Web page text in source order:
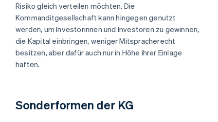
Risiko gleich verteilen möchten. Die
Kommanditgesellschaft kann hingegen genutzt
werden, um Investorinnen und Investoren zu gewinnen,
die Kapital einbringen, weniger Mitspracherecht
besitzen, aber dafür auch nur in Höhe ihrer Einlage
haften.
Sonderformen der KG